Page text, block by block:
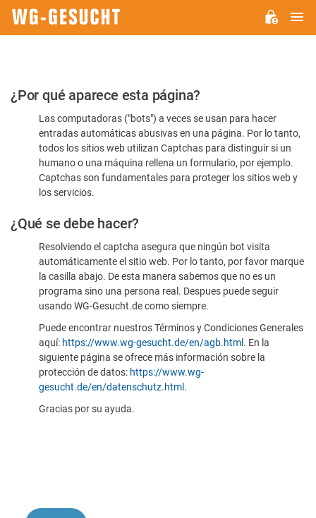
Por
favor,
confirme
humano
¿Por qué aparece esta página?
Las computadoras ("bots") a veces se usan para hacer
entradas automáticas abusivas en una página. Por lo tanto,
todos los sitios web utilizan Captchas para distinguir si un
humano o una máquina rellena un formulario, por ejemplo.
Captchas son fundamentales para proteger los sitios web y
los servicios.
¿Qué se debe hacer?
Resolviendo el captcha asegura que ningún bot visita
automáticamente el sitio web. Por lo tanto, por favor marque
la casilla abajo. De esta manera sabemos que no es un
programa sino una persona real. Despues puede seguir
usando WG-Gesucht.de como siempre.
Puede encontrar nuestros Términos y Condiciones Generales
aquí: https://www.wg-gesucht.de/en/agb.html . En la
siguiente página se ofrece más información sobre la
protección de datos: https://www.wg-
gesucht.de/en/datenschutz.html .
Gracias por su ayuda.